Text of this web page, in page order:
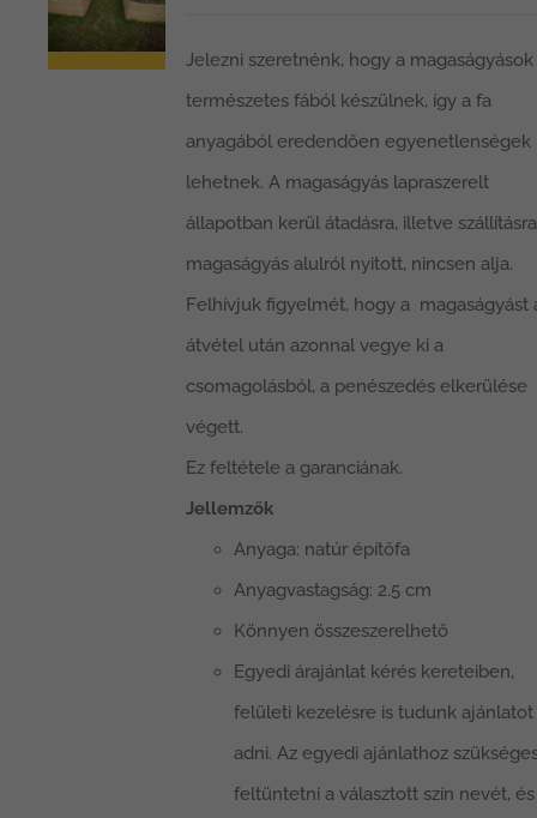
változatok
a
termékoldalon
választhatók
ki
131990 Ft
Jelezni szeretnénk, hogy a magaságyások
természetes fából készülnek, így a fa
anyagából eredendően egyenetlenségek
lehetnek. A magaságyás lapraszerelt
állapotban kerül átadásra, illetve
magaságyás alulról nyitott, nincsen alja.
Felhívjuk figyelmét, hogy a magaságyást
átvétel után azonnal vegye ki a
csomagolásból, a penészedés elkerülése
végett.
Ez feltétele a garanciának.
Jellemzők
Anyaga: natúr építőfa
Anyagvastagság: 2.5 cm
Könnyen összeszerelhető
Egyedi árajánlat kérés kereteiben,
felületi kezelésre is tudunk ajánlatot
adni. Az egyedi ajánlathoz
feltüntetni a választott szín nevét, és